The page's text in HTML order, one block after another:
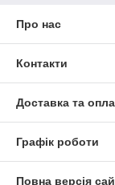
Про нас
Контакти
Доставка та
Графік роботи
Повна версія